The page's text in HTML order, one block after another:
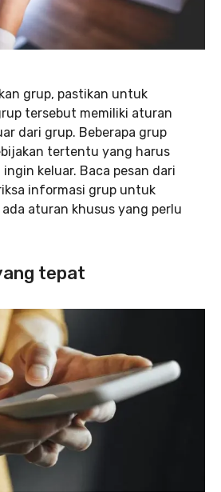
grup, pastikan untuk
tersebut memiliki aturan
dari grup. Beberapa grup
tertentu yang harus
keluar. Baca pesan dari
informasi grup untuk
aturan khusus yang perlu
tepat